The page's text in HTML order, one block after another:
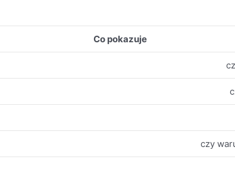
Co pokazuje
czy